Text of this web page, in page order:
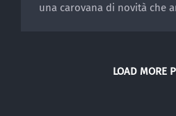
una carovana di novità che
LOAD MORE